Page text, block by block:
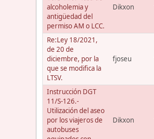
alcoholemia y
antigüedad del
permiso AM o LCC.
Dikxon
Re:Ley 18/2021,
de 20 de
diciembre, por la
que se modifica la
LTSV.
fjoseu
Instrucción DGT
11/S-126.-
Utilización del aseo
por los viajeros de
autobuses
Dikxon